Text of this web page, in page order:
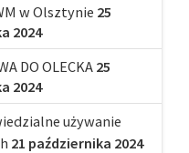
w Olsztynie 25
2024
DO OLECKA 25
2024
używanie
21 października 2024